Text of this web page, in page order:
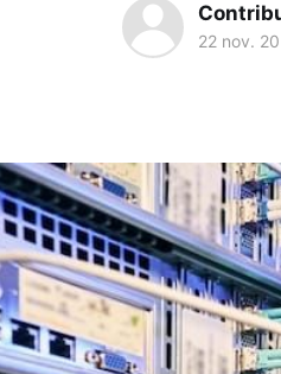
22 nov.